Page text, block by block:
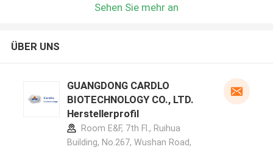
Sehen Sie mehr an
ÜBER UNS
GUANGDONG CARDLO
BIOTECHNOLOGY CO., LTD.
Herstellerprofil
Room E&F, 7th Fl., Ruihua
Building, No.267, Wushan Road,